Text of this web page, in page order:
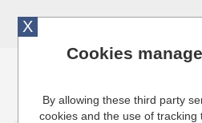
Cuisinresto: Ustensiles de
X
Cookies
By allowing these third party
cookies and the use of tracking